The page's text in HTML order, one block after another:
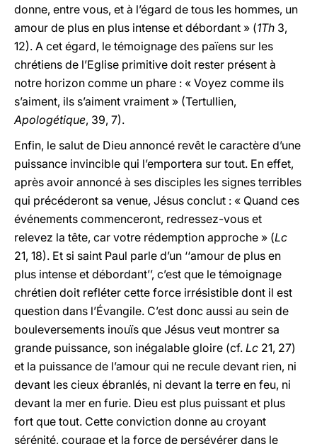
donne, entre vous, et à l’égard de tous les hommes, un
amour de plus en plus intense et débordant » (1Th 3,
12). A cet égard, le témoignage des païens sur les
chrétiens de l’Eglise primitive doit rester présent à
notre horizon comme un phare : « Voyez comme ils
s’aiment, ils s’aiment vraiment » (Tertullien,
Apologétique, 39, 7).
Enfin, le salut de Dieu annoncé revêt le caractère d’une
puissance invincible qui l’emportera sur tout. En effet,
après avoir annoncé à ses disciples les signes terribles
qui précéderont sa venue, Jésus conclut : « Quand ces
événements commenceront, redressez-vous et
relevez la tête, car votre rédemption approche » (Lc
21, 18). Et si saint Paul parle d’un ‘‘amour de plus en
plus intense et débordant’’, c’est que le témoignage
chrétien doit refléter cette force irrésistible dont il est
question dans l’Évangile. C’est donc aussi au sein de
bouleversements inouïs que Jésus veut montrer sa
grande puissance, son inégalable gloire (cf. Lc 21, 27)
et la puissance de l’amour qui ne recule devant rien, ni
devant les cieux ébranlés, ni devant la terre en feu, ni
devant la mer en furie. Dieu est plus puissant et plus
fort que tout. Cette conviction donne au croyant
sérénité, courage et la force de persévérer dans le